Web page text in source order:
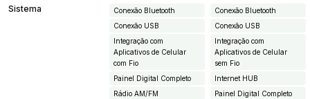
Sistema
Conexão Bluetooth
Conexão USB
Integração com
Aplicativos de Celular
com Fio
Painel Digital Completo
Rádio AM/FM
Conexão Bluetooth
Conexão USB
Integração com
Aplicativos de Celular
sem Fio
Internet HUB
Painel Digital Completo